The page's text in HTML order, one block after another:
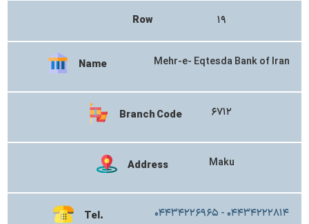
Row ۱۹
Name Mehr-e- Eqtesda Bank of Iran
Branch Code ۶۷۱۲
Address Maku
Tel. ۰۴۴۳۴۲۲۶۹۶۵ - ۰۴۴۳۴۲۲۲۸۱۴